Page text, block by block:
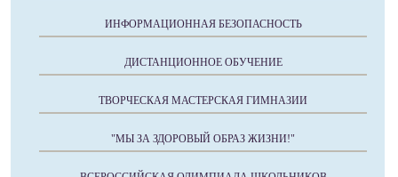
ИНФОРМАЦИОННАЯ БЕЗОПАСНОСТЬ
ДИСТАНЦИОННОЕ ОБУЧЕНИЕ
ТВОРЧЕСКАЯ МАСТЕРСКАЯ ГИМНАЗИИ
"МЫ ЗА ЗДОРОВЫЙ ОБРАЗ ЖИЗНИ!"